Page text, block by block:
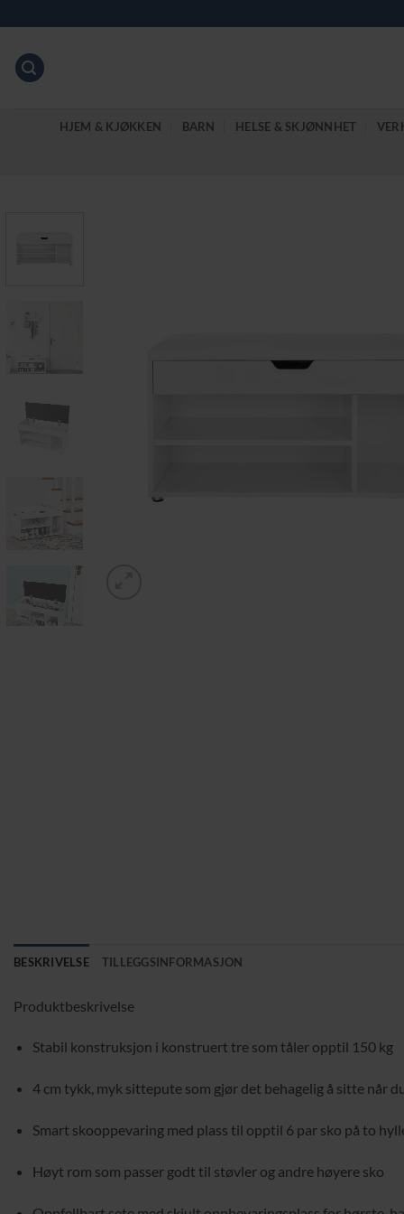
to
content
HJEM & KJØKKEN BARN HELSE & SKJØNNHET
BESKRIVELSE TILLEGGSINFORMASJON
Produktbeskrivelse
Stabil konstruksjon i konstruert tre som tåler opptil 150 kg
4 cm tykk, myk sittepute som gjør det behagelig å sitte når
Smart skooppevaring med plass til opptil 6 par sko på to
Høyt rom som passer godt til støvler og andre høyere sko